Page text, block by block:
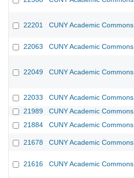
22201 CUNY Academic Commons
22063 CUNY Academic Commons
22049 CUNY Academic Commons
22033 CUNY Academic Commons
21989
CUNY Academic Commons
21884
CUNY Academic Commons
21678 CUNY Academic Commons
21616 CUNY Academic Commons